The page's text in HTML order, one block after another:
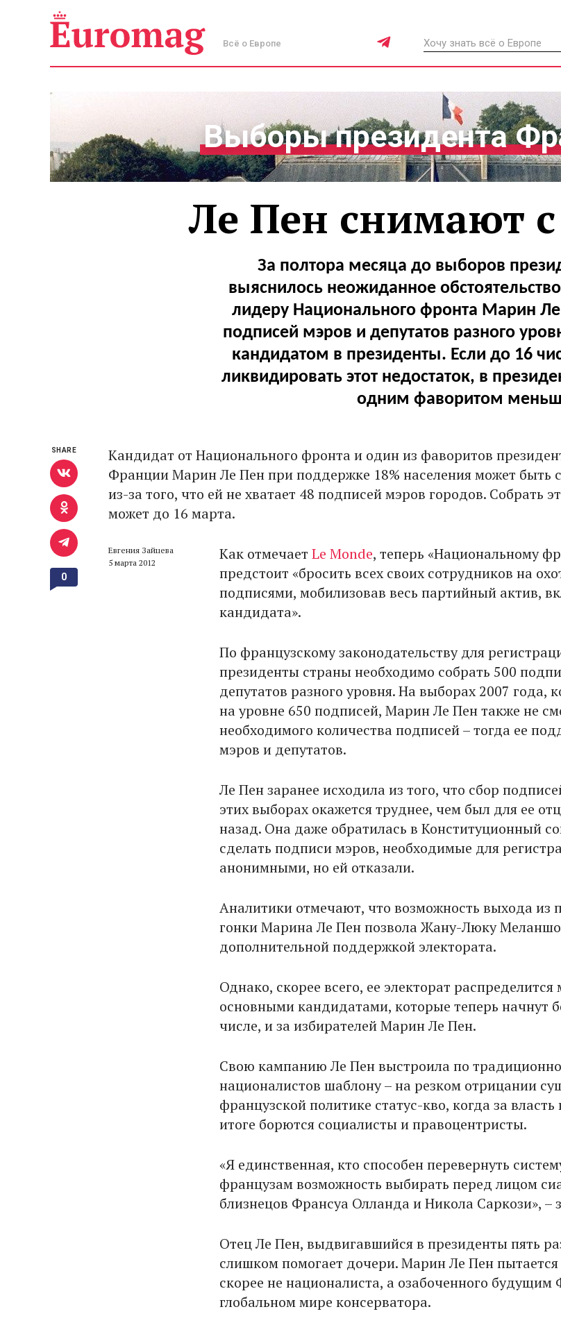
Всё о Европе
Выборы президента
Ле Пен снимают
За полтора месяца до выборов
выяснилось неожиданное
лидеру Национального фронта Марин Ле
подписей мэров и депутатов разного
кандидатом в президенты. Если до 16
ликвидировать этот недостаток, в
одним фаворитом
Кандидат от Национального фронта и один из фаворитов
Франции Марин Ле Пен при поддержке 18% населения может быть
из-за того, что ей не хватает 48 подписей мэров городов. Собрать
может до 16 марта.
Евгения Зайцева
5 марта 2012
Как отмечает Le Monde, теперь «Национальному
предстоит «бросить всех своих сотрудников на
подписями, мобилизовав весь партийный актив,
кандидата».
По французскому законодательству для
президенты страны необходимо собрать 500
депутатов разного уровня. На выборах 2007 года,
на уровне 650 подписей, Марин Ле Пен также не
необходимого количества подписей – тогда ее
мэров и депутатов.
Ле Пен заранее исходила из того, что сбор
этих выборах окажется труднее, чем был для ее
назад. Она даже обратилась в Конституционный
сделать подписи мэров, необходимые для
анонимными, но ей отказали.
Аналитики отмечают, что возможность выхода из
гонки Марина Ле Пен позвола Жану-Люку
дополнительной поддержкой электората.
Однако, скорее всего, ее электорат
основными кандидатами, которые теперь начнут
числе, и за избирателей Марин Ле Пен.
Свою кампанию Ле Пен выстроила по
националистов шаблону – на резком отрицании
французской политике статус-кво, когда за
итоге борются социалисты и правоцентристы.
«Я единственная, кто способен перевернуть
французам возможность выбирать перед лицом
близнецов Франсуа Олланда и Никола Саркози», –
Отец Ле Пен, выдвигавшийся в президенты пять
слишком помогает дочери. Марин Ле Пен пытается
скорее не националиста, а озабоченного будущим
глобальном мире консерватора.
SHARE
0